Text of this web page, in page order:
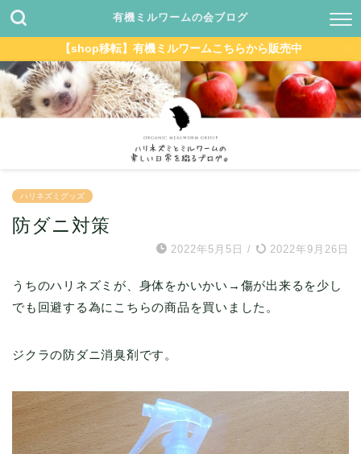
有機ミルワームの会ブログ
【shop移転】有機ミルワームこちらから販売中
ハリネズミグッズ
防ダニ対策
2022年5月5日 / 2022年9月26日
うちのハリネズミが、身体をかいかい→傷が出来るを少し
でも回避する為にこちらの商品を買いました。
ジクラの防ダニ消臭剤です。